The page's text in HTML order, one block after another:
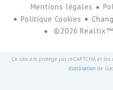
Mentions légales
Politique Cookies
©2026
Ce site est protégé par reCAPTCHA et les
d'utilisation de